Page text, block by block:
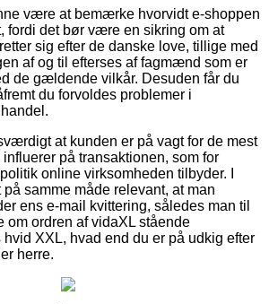
være at bemærke hvorvidt e-shoppen
fordi det bør være en sikring om at
sig efter de danske love, tillige med
af og til efterses af fagmænd som er
de gældende vilkår. Desuden får du
du forvoldes problemer i
at kunden er på vagt for de mest
på transaktionen, som for
online virksomheden tilbyder. I
samme måde relevant, at man
ens e-mail kvittering, således man til
om ordren af vidaXL stående
XXL, hvad end du er på udkig efter
herre.